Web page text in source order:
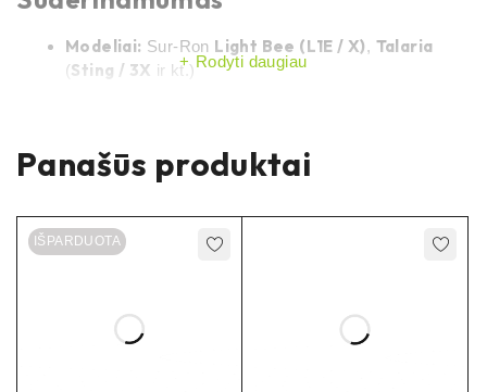
Modeliai: Sur-Ron Light Bee (L1E / X), Talaria
(Sting / 3X ir kt.)
Specifikacijos
Tipas:priekinės ašies
Apdaila / spalvos:
juoda (anoduota)
Rodyti daugiau
Panašūs produktai
IŠPARDUOTA